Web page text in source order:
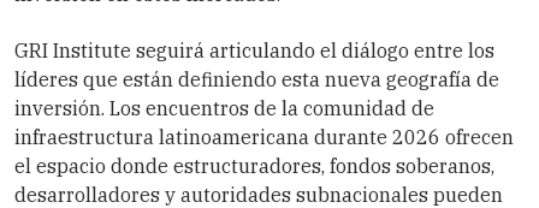
GRI Institute seguirá articulando el diálogo entre los
líderes que están definiendo esta nueva geografía de
inversión. Los encuentros de la comunidad de
infraestructura latinoamericana durante 2026 ofrecen
el espacio donde estructuradores, fondos soberanos,
desarrolladores y autoridades subnacionales pueden